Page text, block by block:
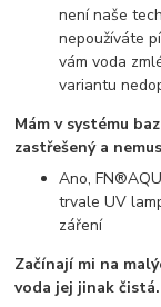
není naše
nepoužíváte
vám voda
variantu
Mám v systému
zastřešený a
Ano,
trvale UV
záření
Začínají mi na
voda jej jinak